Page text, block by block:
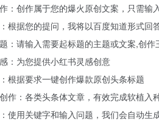
：创作属于您的爆火原创文案，只需输
根据您的提问，我将以百度知道形式回
：请输入需要起标题的主题或文案,创
：为您提供小红书灵感创意
根据要求一键创作爆款原创头条标题
作：各类头条体文章，有效完成软植入
使用关键字和输入问题，我们会自动生